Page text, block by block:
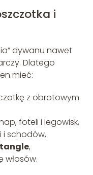
i
dywanu nawet
Dlatego
mieć:
z obrotowym
foteli i legowisk,
i schodów,
,
włosów.